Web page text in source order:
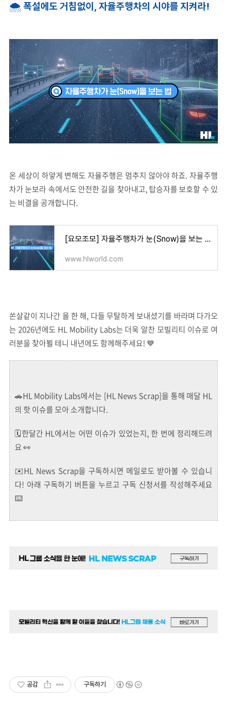
🌨 폭설에도 거침없이, 자율주행차의 시야를 지켜라!
온 세상이 하얗게 변해도 자율주행은 멈추지 않아야 하죠. 자율주행
차가 눈보라 속에서도 안전한 길을 찾아내고, 탑승자를 보호할 수 있
는 비결을 공개합니다.
[요모조모] 자율주행차가 눈(Snow)을 보는 법
www.hlworld.com
쏜살같이 지나간 올 한 해, 다들 무탈하게 보내셨기를 바라며 다가오
는 2026년에도 HL Mobility Labs는 더욱 알찬 모빌리티 이슈로 여
러분을 찾아뵐 테니 내년에도 함께해주세요! 💙
🚗HL Mobility Labs에서는 [HL News Scrap]을 통해 매달 HL
의 핫 이슈를 모아 소개합니다.
🗓️한달간 HL에서는 어떤 이슈가 있었는지, 한 번에 정리해드려
요 👀
✉️HL News Scrap을 구독하시면 메일로도 받아볼 수 있습니
다! 아래 구독하기 버튼을 누르고 구독 신청서를 작성해주세요
⌨️
공감 구독하기